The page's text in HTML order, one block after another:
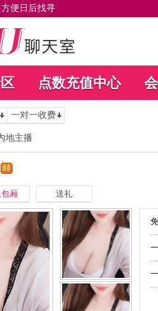
方便日后找寻
点数充值中心
一对一收费
地主播
厢 送礼